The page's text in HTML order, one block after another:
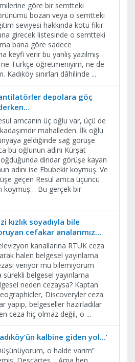
göre bir semtteki
bozan veya o semtteki
seviyesi hakkında kötü fikir
girecek listesinde o semtteki
bana göre sadece
keyfi verir bu yanlış yazılmış
Türkçe öğretmeniyim, ne de
Kadıköy sınırları dâhilinde ...
depolara göç
amcanın üç oğlu var, üçü de
mahalleden. İlk oğlu
geldiğinde sağ görüşe
bu oğlunun adını Kürşat
dindar görüşe kayan
adını ise Ebubekir koymuş. Ve
geçen Resul amca üçüncü
koymuş… Bu gerçek bir
kızlık soyadıyla bile
cefakar analarımız…
kanallarına RTÜK ceza
halen belgesel yayınlama
veriyor mu bilemiyorum
belgesel yayınlama
neden cezaysa? Kaptan
Discoveryler ceza
yapıp, belgeseller hazırladılar
ceza hiç olmaz değil, o ...
kalbine giden yol...’
o halde varım”